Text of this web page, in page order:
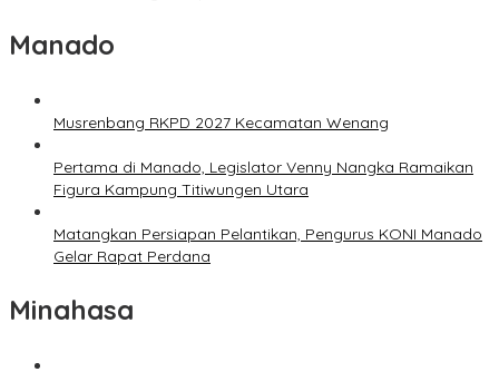
Manado
Musrenbang RKPD 2027 Kecamatan Wenang
Pertama di Manado, Legislator Venny Nangka Ramaikan
Figura Kampung Titiwungen Utara
Matangkan Persiapan Pelantikan, Pengurus KONI Manado
Gelar Rapat Perdana
Minahasa